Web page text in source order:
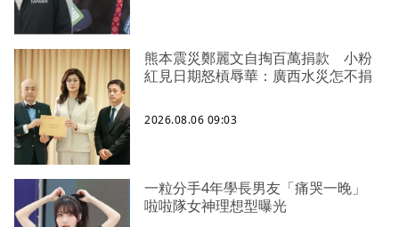
熊本震災鄭麗文自掏百萬捐款 小粉
紅見日期怒槓辱華：廣西水災怎不捐
2026.08.06 09:03
一粒分手4年學長男友「痛哭一晚」
啦啦隊女神理想型曝光